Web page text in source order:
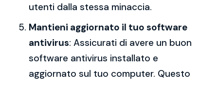
utenti dalla stessa minaccia.
Mantieni aggiornato il tuo software
antivirus: Assicurati di avere un buon
software antivirus installato e
aggiornato sul tuo computer. Questo